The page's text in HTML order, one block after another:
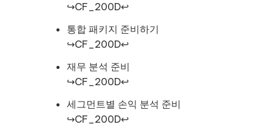
↪CF_200D↩
통합 패키지 준비하기
↪CF_200D↩
재무 분석 준비
↪CF_200D↩
세그먼트별 손익 분석 준비
↪CF_200D↩